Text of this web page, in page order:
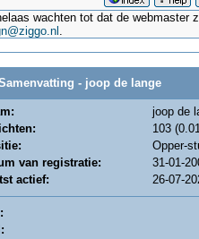
wachten tot dat de
.
- joop de lange
joop de
103
Opper-
van registratie:
31-01-
actief:
26-07-